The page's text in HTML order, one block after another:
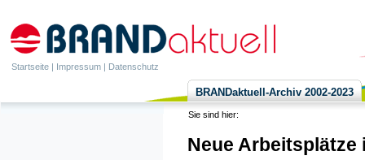
Startseite | Impressum | Datenschutz
BRANDaktuell-Archiv 2002-2023
Sie sind hier:
Neue Arbeitsplätze